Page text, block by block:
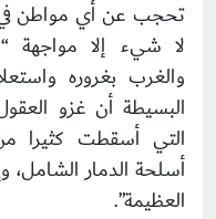
تحجب عن أي مواطن في
لا شيء إلا مواجهة
والغرب بغروره
البسيطة أن غزو
التي أسقطت كثيرا
أسلحة الدمار الشامل،
العظيمة”.